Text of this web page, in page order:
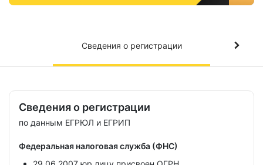
Сведения о регистрации
Сведения о регистрации
по данным ЕГРЮЛ и ЕГРИП
Федеральная налоговая служба (ФНС)